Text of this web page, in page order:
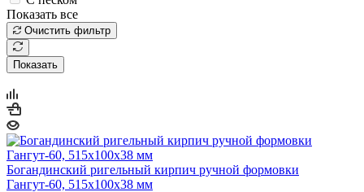
Показать все
Очистить фильтр
Показать
Богандинский ригельный кирпич ручной формовки
Гангут-60, 515x100x38 мм